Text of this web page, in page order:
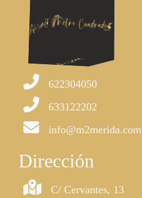
622304050
633122202
info@m2merida.com
Dirección
C/ Cervantes, 13